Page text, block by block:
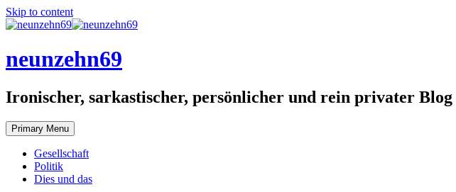
Skip to content
neunzehn69
Ironischer, sarkastischer, persönlicher und rein privater Blog
Primary Menu
Gesellschaft
Politik
Dies und das